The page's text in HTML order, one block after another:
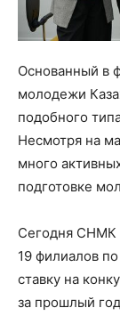
Основанный в
молодежи
подобного
Несмотря на
много
подготовке
Сегодня СНМК
19 филиалов
ставку на
за прошлый